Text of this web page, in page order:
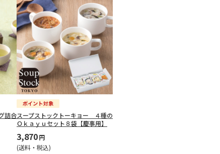
詰合スープストックトーキョー ４種の
Ｏｋａｙｕセット８袋【慶事用】
3,870円
(送料・税込)